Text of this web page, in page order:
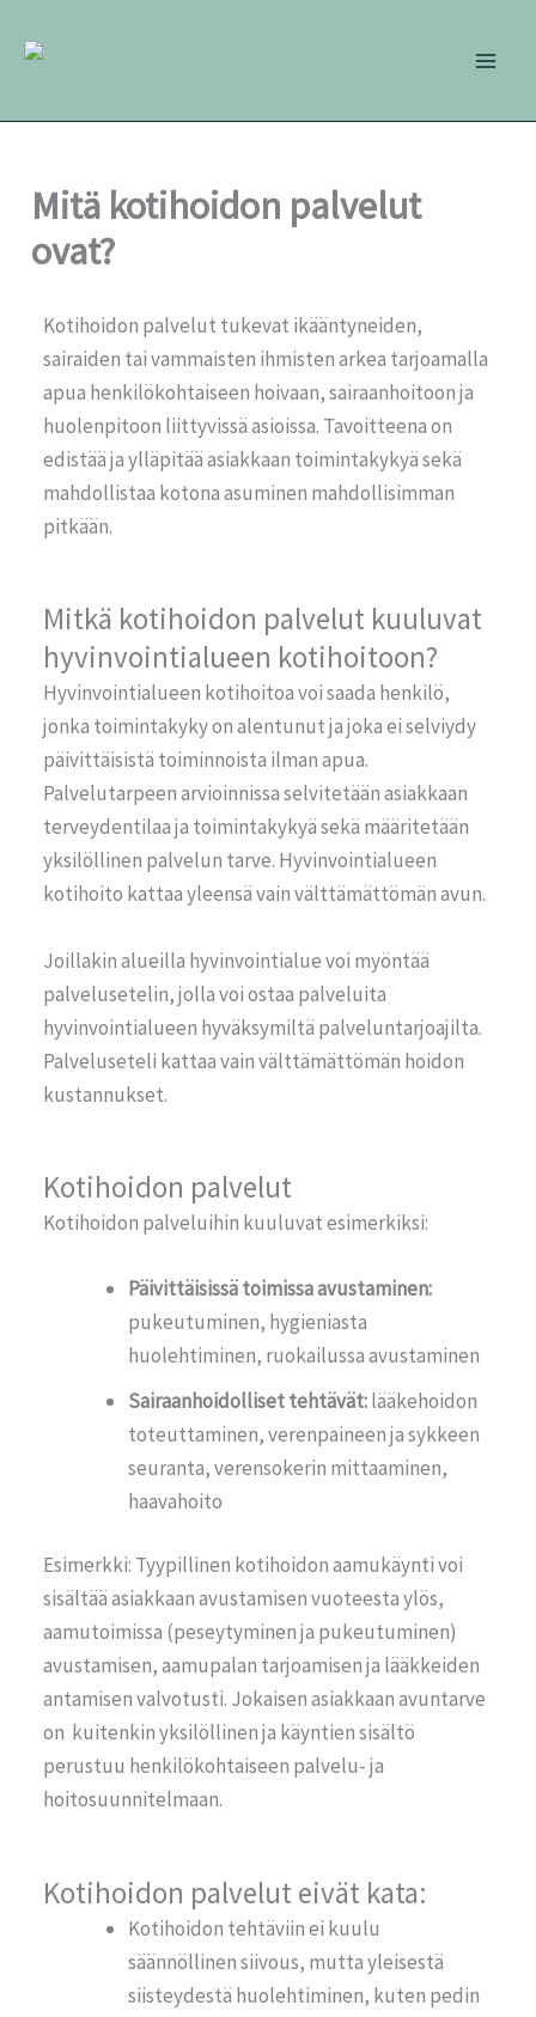
sisältöön
Mitä kotihoidon palvelut
ovat?
Kotihoidon palvelut tukevat ikääntyneiden,
sairaiden tai vammaisten ihmisten arkea tarjoamalla
apua henkilökohtaiseen hoivaan, sairaanhoitoon ja
huolenpitoon liittyvissä asioissa. Tavoitteena on
edistää ja ylläpitää asiakkaan toimintakykyä sekä
mahdollistaa kotona asuminen mahdollisimman
pitkään.
Mitkä kotihoidon palvelut kuuluvat
hyvinvointialueen kotihoitoon?
Hyvinvointialueen kotihoitoa voi saada henkilö,
jonka toimintakyky on alentunut ja joka ei selviydy
päivittäisistä toiminnoista ilman apua.
Palvelutarpeen arvioinnissa selvitetään asiakkaan
terveydentilaa ja toimintakykyä sekä määritetään
yksilöllinen palvelun tarve. Hyvinvointialueen
kotihoito kattaa yleensä vain välttämättömän avun.
Joillakin alueilla hyvinvointialue voi myöntää
palvelusetelin, jolla voi ostaa palveluita
hyvinvointialueen hyväksymiltä palveluntarjoajilta.
Palveluseteli kattaa vain välttämättömän hoidon
kustannukset.
Kotihoidon palvelut
Kotihoidon palveluihin kuuluvat esimerkiksi:
Päivittäisissä toimissa avustaminen:
pukeutuminen, hygieniasta
huolehtiminen, ruokailussa avustaminen
Sairaanhoidolliset tehtävät:lääkehoidon
toteuttaminen, verenpaineen ja sykkeen
seuranta, verensokerin mittaaminen,
haavahoito
Esimerkki: Tyypillinen kotihoidonaamukäynti voi
sisältää asiakkaan avustamisen vuoteesta ylös,
aamutoimissa (peseytyminen ja pukeutuminen)
avustamisen, aamupalan tarjoamisen ja lääkkeiden
antamisen valvotusti. Jokaisen asiakkaan avuntarve
on kuitenkin yksilöllinen ja käyntien sisältö
perustuu henkilökohtaiseen palvelu- ja
hoitosuunnitelmaan.
Kotihoidon palvelut eivät kata:
Kotihoidon tehtäviin ei kuulu
säännöllinen siivous, mutta yleisestä
siisteydestä huolehtiminen, kuten pedin